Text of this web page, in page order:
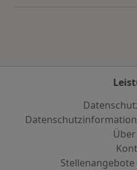
Stellenangebote